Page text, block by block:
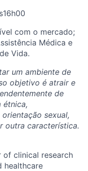
com o mercado;
Médica e
Vida.
um ambiente de
objetivo é atrair e
de
étnica,
sexual,
outra característica.
of clinical research
healthcare